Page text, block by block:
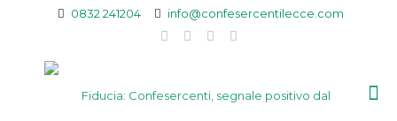
0832 241204 info@confesercentilecce.com